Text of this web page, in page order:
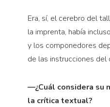
Era, sí, el cerebro del
la imprenta, había
y los componedores
de las instrucciones del
—¿Cuál considera su
la crítica textual?